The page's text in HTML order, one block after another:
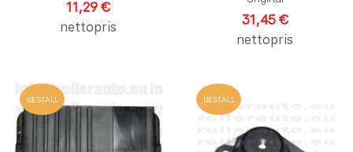
11,29 €
nettopris
31,45 €
nettopris
BESTÄLL Lägg till i önskelistan
Lägg till i jämförelse
BESTÄLL